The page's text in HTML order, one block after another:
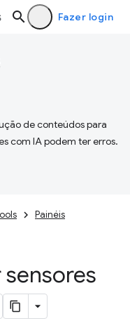
Fazer login
de conteúdos para
com IA podem ter erros.
Painéis